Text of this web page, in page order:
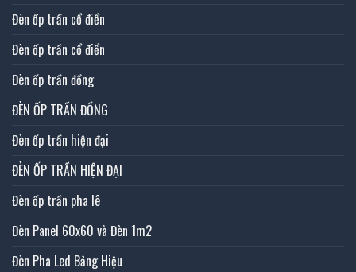
Đèn ốp trần cổ điển
Đèn ốp trần cổ điển
Đèn ốp trần đồng
ĐÈN ỐP TRẦN ĐỒNG
Đèn ốp trần hiện đại
ĐÈN ỐP TRẦN HIỆN ĐẠI
Đèn ốp trần pha lê
Đèn Panel 60x60 và Đèn 1m2
Đèn Pha Led Bảng Hiệu